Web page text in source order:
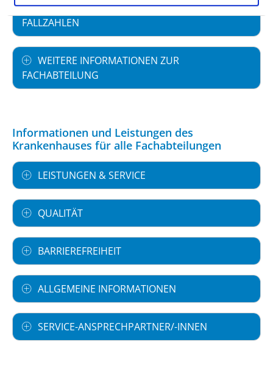
MEDIZINISCHES LEISTUNGSANGEBOT MIT
FALLZAHLEN
WEITERE INFORMATIONEN ZUR
FACHABTEILUNG
Informationen und Leistungen des
Krankenhauses für alle Fachabteilungen
LEISTUNGEN & SERVICE
QUALITÄT
BARRIEREFREIHEIT
ALLGEMEINE INFORMATIONEN
SERVICE-ANSPRECHPARTNER/-INNEN